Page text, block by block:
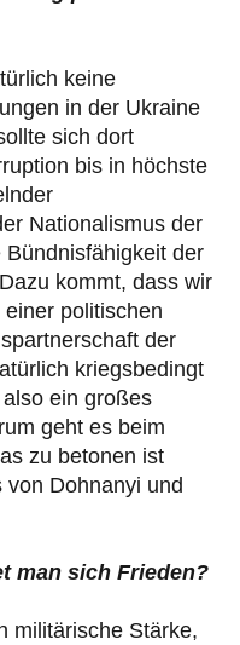
keine
in der Ukraine
sich dort
bis in höchste
Nationalismus der
der
kommt, dass wir
politischen
der
kriegsbedingt
ein großes
geht es beim
zu betonen ist
Dohnanyi und
man sich Frieden?
militärische Stärke,